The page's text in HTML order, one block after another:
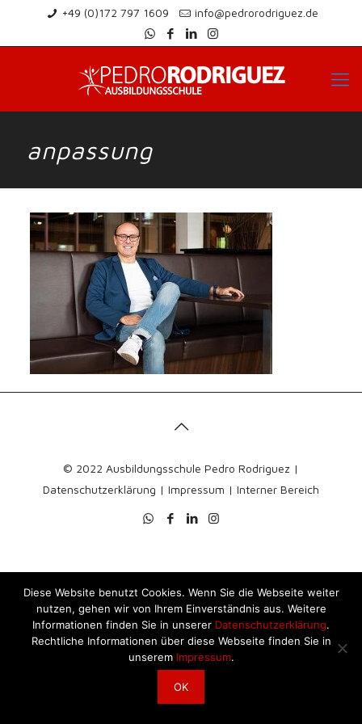
+49 (0)172 797 1609 info@pedrorodriguez.de
anpassung
© 2022 Ausbildungsschule Pedro Rodriguez |
Datenschutzerklärung | Impressum | Interner Bereich
Diese Website benutzt Cookies. Wenn Sie die Webseite weiter
nutzen, gehen wir von Ihrem Einverständnis aus. Weitere
Informationen finden Sie in unserer Datenschutzerklärung.
Rechtliche Informationen über diese Webseite finden Sie in
unserem Impressum.
OK